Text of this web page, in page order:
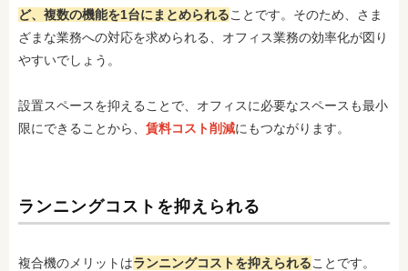
ど、複数の機能を1台にまとめられることです。そのため、さま
ざまな業務への対応を求められる、オフィス業務の効率化が図り
やすいでしょう。
設置スペースを抑えることで、オフィスに必要なスペースも最小
限にできることから、 賃料コスト削減にもつながります。
ランニングコストを抑えられる
複合機のメリットはランニングコストを抑えられることです。